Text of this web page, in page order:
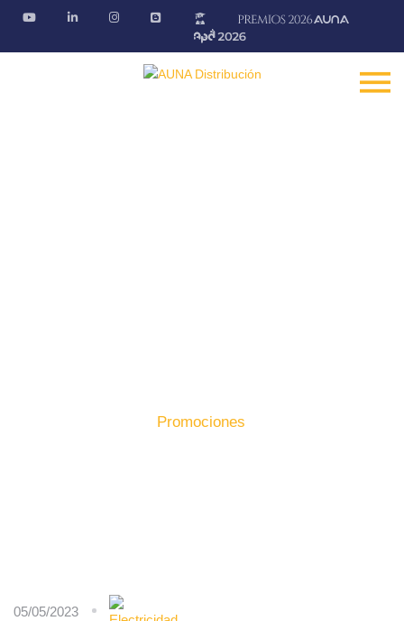
Promociones
05/05/2023